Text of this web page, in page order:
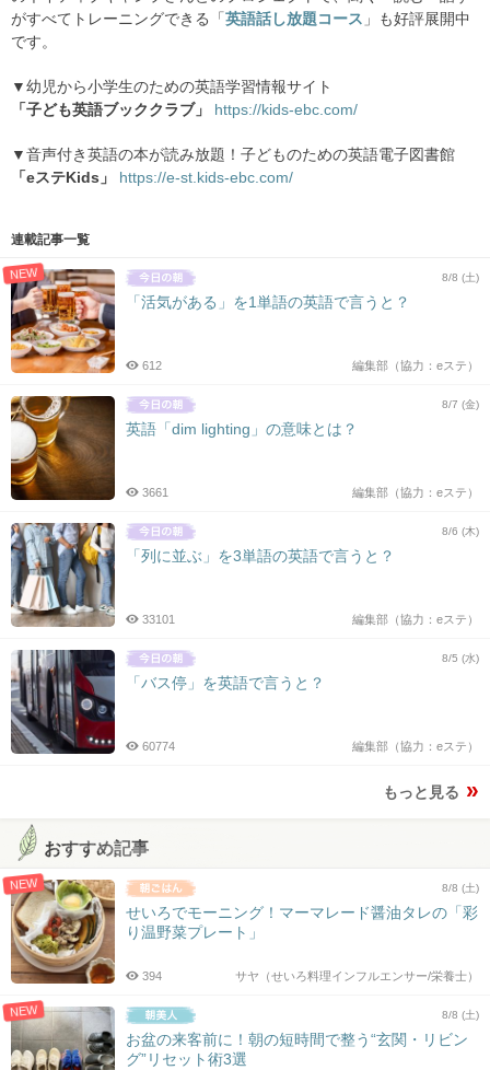
がすべてトレーニングできる「 英語話し放題コース 」も好評展開中
です。
▼幼児から小学生のための英語学習情報サイト
「子ども英語ブッククラブ」
https://kids-ebc.com/
▼音声付き英語の本が読み放題！子どものための英語電子図書館
「eステKids」
https://e-st.kids-ebc.com/
連載記事一覧
NEW 8/8 (土)
「活気がある」を1単語の英語で言うと？
編集部（協力：eステ）
612
8/7 (金)
英語「dim lighting」の意味とは？
編集部（協力：eステ）
3661
8/6 (木)
「列に並ぶ」を3単語の英語で言うと？
編集部（協力：eステ）
33101
8/5 (水)
「バス停」を英語で言うと？
編集部（協力：eステ）
60774
もっと見る
おすすめ記事
NEW 8/8 (土)
せいろでモーニング！マーマレード醤油タレの「彩
り温野菜プレート」
サヤ（せいろ料理インフルエンサー/栄養士）
394
NEW 8/8 (土)
お盆の来客前に！朝の短時間で整う“玄関・リビン
グ”リセット術3選